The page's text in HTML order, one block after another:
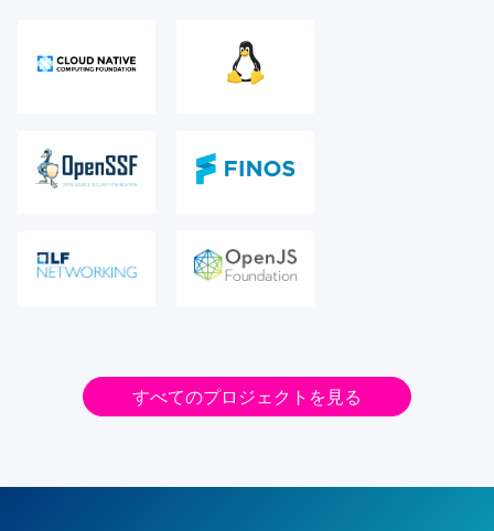
すべてのプロジェクトを見る